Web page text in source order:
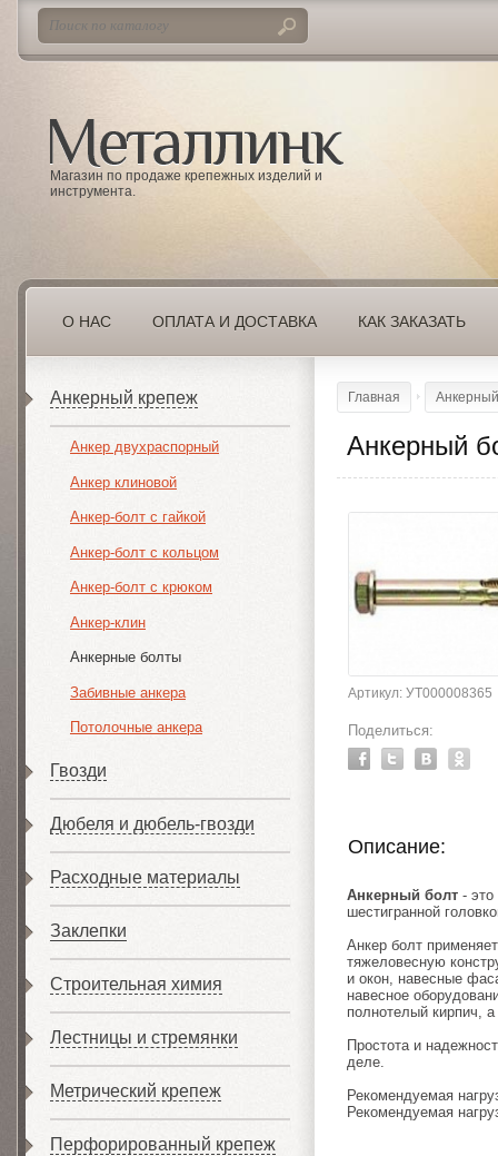
Магазин по продаже крепежных изделий и
инструмента.
Анкерный крепеж
Анкер двухраспорный
Анкер клиновой
Анкер-болт с гайкой
Анкер-болт с кольцом
Анкер-болт с крюком
Анкер-клин
Анкерные болты
Забивные анкера
Потолочные анкера
Гвозди
Дюбеля и дюбель-гвозди
Расходные материалы
Заклепки
Строительная химия
Лестницы и стремянки
Метрический крепеж
Перфорированный крепеж
О НАС ОПЛАТА И ДОСТАВКА КАК ЗАКАЗАТЬ
Главная
Анкерный
Артикул: УТ000008365
Поделиться:
Описание:
Анкерный болт -
шестигранной
Анкер болт
тяжеловесную
и окон, навесные
навесное
полнотелый кирпич,
Простота и
деле.
Рекомендуемая
Рекомендуемая